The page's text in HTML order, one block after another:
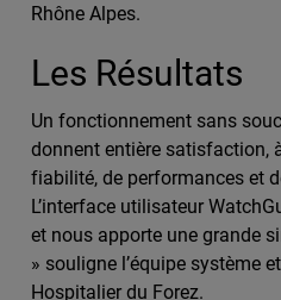
Rhône Alpes.
Les Résultats
Un fonctionnement sans
donnent entière satisfaction,
fiabilité, de performances et
L’interface utilisateur
et nous apporte une grande
» souligne l’équipe système
Hospitalier du Forez.